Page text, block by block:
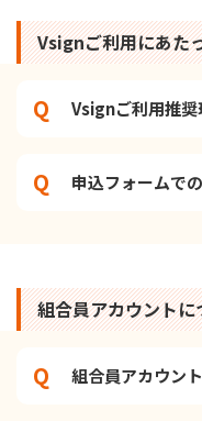
Vsignご利用にあた
Vsignご利用推奨
申込フォームで
組合員アカウントに
組合員アカウン